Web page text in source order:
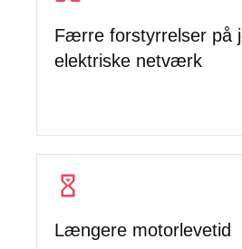
Færre forstyrrelser på
elektriske netværk
Længere motorlevetid